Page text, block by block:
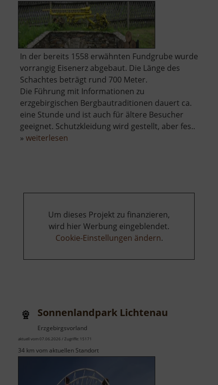
In der bereits 1558 erwähnten Fundgrube wurde
vorrangig Eisenerz abgebaut. Die Länge des
Schachtes beträgt rund 700 Meter.
Die Führung mit Informationen zu
erzgebirgischen Bergbautraditionen dauert ca.
eine Stunde und ist auch für ältere Besucher
geeignet. Schutzkleidung wird gestellt, aber fes..
» weiterlesen
Um dieses Projekt zu finanzieren,
wird hier Werbung eingeblendet.
Cookie-Einstellungen ändern.
Sonnenlandpark Lichtenau
Erzgebirgsvorland
aktuell vom 07.06.2026 / Zugriffe: 15171
34 km vom aktuellen Standort